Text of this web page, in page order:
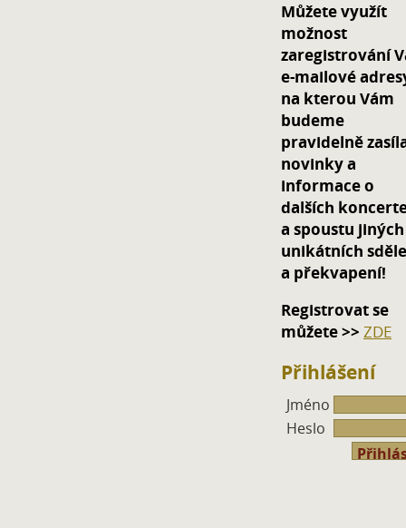
Můžete využít
možnost
zaregistrování
e-mailové
na kterou Vám
budeme
pravidelně
novinky a
informace o
dalších
a spoustu jiných
unikátních
a překvapení!
Registrovat se
můžete >> ZDE
Přihlášení
Jméno
Heslo